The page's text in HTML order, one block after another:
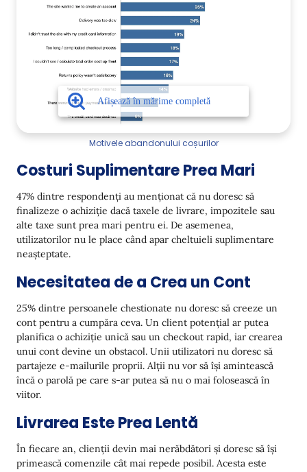
Motivele abandonului coșurilor
Costuri Suplimentare Prea Mari
47% dintre respondenți au menționat că nu doresc să
finalizeze o achiziție dacă taxele de livrare, impozitele sau
alte taxe sunt prea mari pentru ei. De asemenea,
utilizatorilor nu le place când apar cheltuieli suplimentare
neașteptate.
Necesitatea de a Crea un Cont
25% dintre persoanele chestionate nu doresc să creeze un
cont pentru a cumpăra ceva. Un client potențial ar putea
planifica o achiziție unică sau un checkout rapid, iar crearea
unui cont devine un obstacol. Unii utilizatori nu doresc să
partajeze e-mailurile proprii. Alții nu vor să își amintească
încă o parolă pe care s-ar putea să nu o mai folosească în
viitor.
Livrarea Este Prea Lentă
În fiecare an, clienții devin mai nerăbdători și doresc să își
primească comenzile cât mai repede posibil. Acesta este